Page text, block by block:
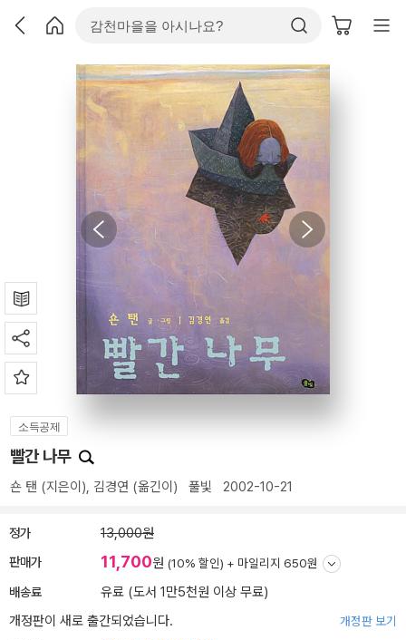
소득공제
빨간 나무
숀 탠 (지은이), 김경연 (옮긴이) 풀빛 2002-10-21
정가 13,000원
판매가 11,700원 (10% 할인) + 마일리지 650원
배송료
유료 (도서 1만5천원 이상 무료)
개정판이 새로 출간되었습니다.
개정판 보기